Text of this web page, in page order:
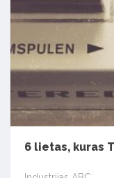
6 lietas, kuras